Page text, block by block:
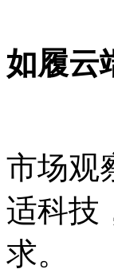
如履云
市场观
适科技
求。